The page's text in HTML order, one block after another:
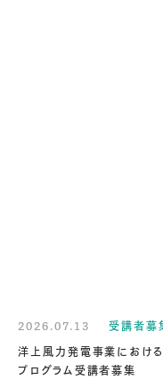
2026.07.13
受講者募
洋上風力発電事業におけ
プログラム受講者募集